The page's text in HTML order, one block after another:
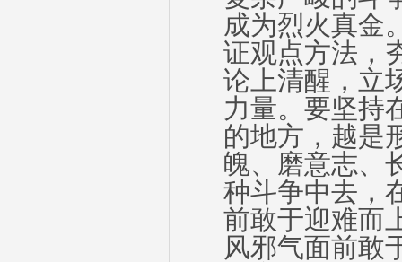
成为烈火真金
证观点方法，
论上清醒，立
力量。要坚持
的地方，越是
魄、磨意志、
种斗争中去，
前敢于迎难而
风邪气面前敢